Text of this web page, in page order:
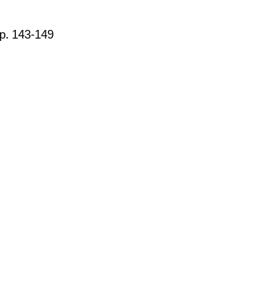
143-149